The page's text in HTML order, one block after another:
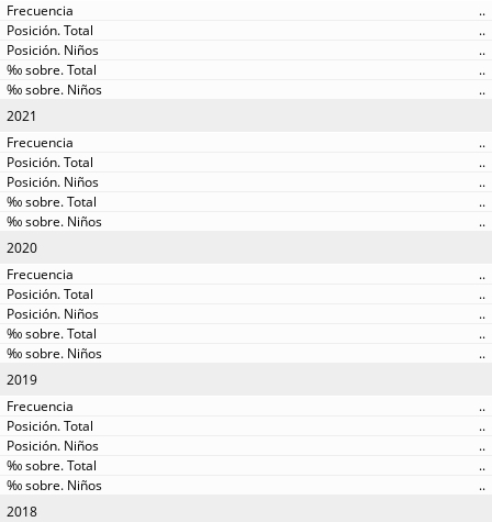
..
..
..
..
..
2021
..
..
..
..
..
2020
..
..
..
..
..
2019
..
..
..
..
..
2018